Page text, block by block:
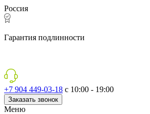
Россия
Гарантия подлинности
+7 904 449-03-18 с 10:00 - 19:00
Заказать звонок
Меню